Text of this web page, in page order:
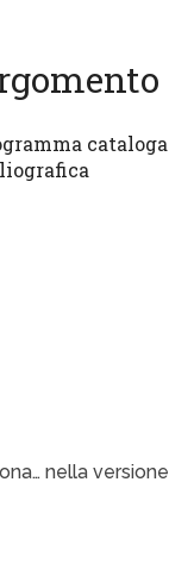
nella